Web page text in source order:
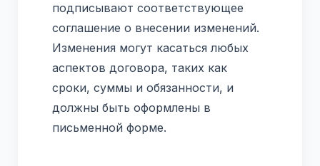
подписывают соответствующее
соглашение о внесении изменений.
Изменения могут касаться любых
аспектов договора, таких как
сроки, суммы и обязанности, и
должны быть оформлены в
письменной форме.